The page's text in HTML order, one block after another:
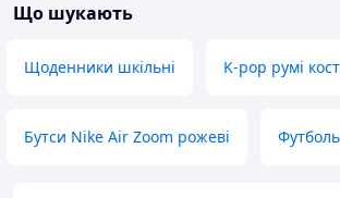
Що шукають
Щоденники шкільні K-pop румі
Бутси Nike Air Zoom рожеві